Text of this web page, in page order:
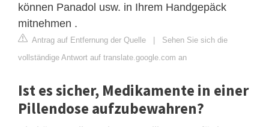
können Panadol usw. in Ihrem Handgepäck
mitnehmen .
Antrag auf Entfernung der Quelle | Sehen Sie sich die
vollständige Antwort auf translate.google.com an
Ist es sicher, Medikamente in einer
Pillendose aufzubewahren?